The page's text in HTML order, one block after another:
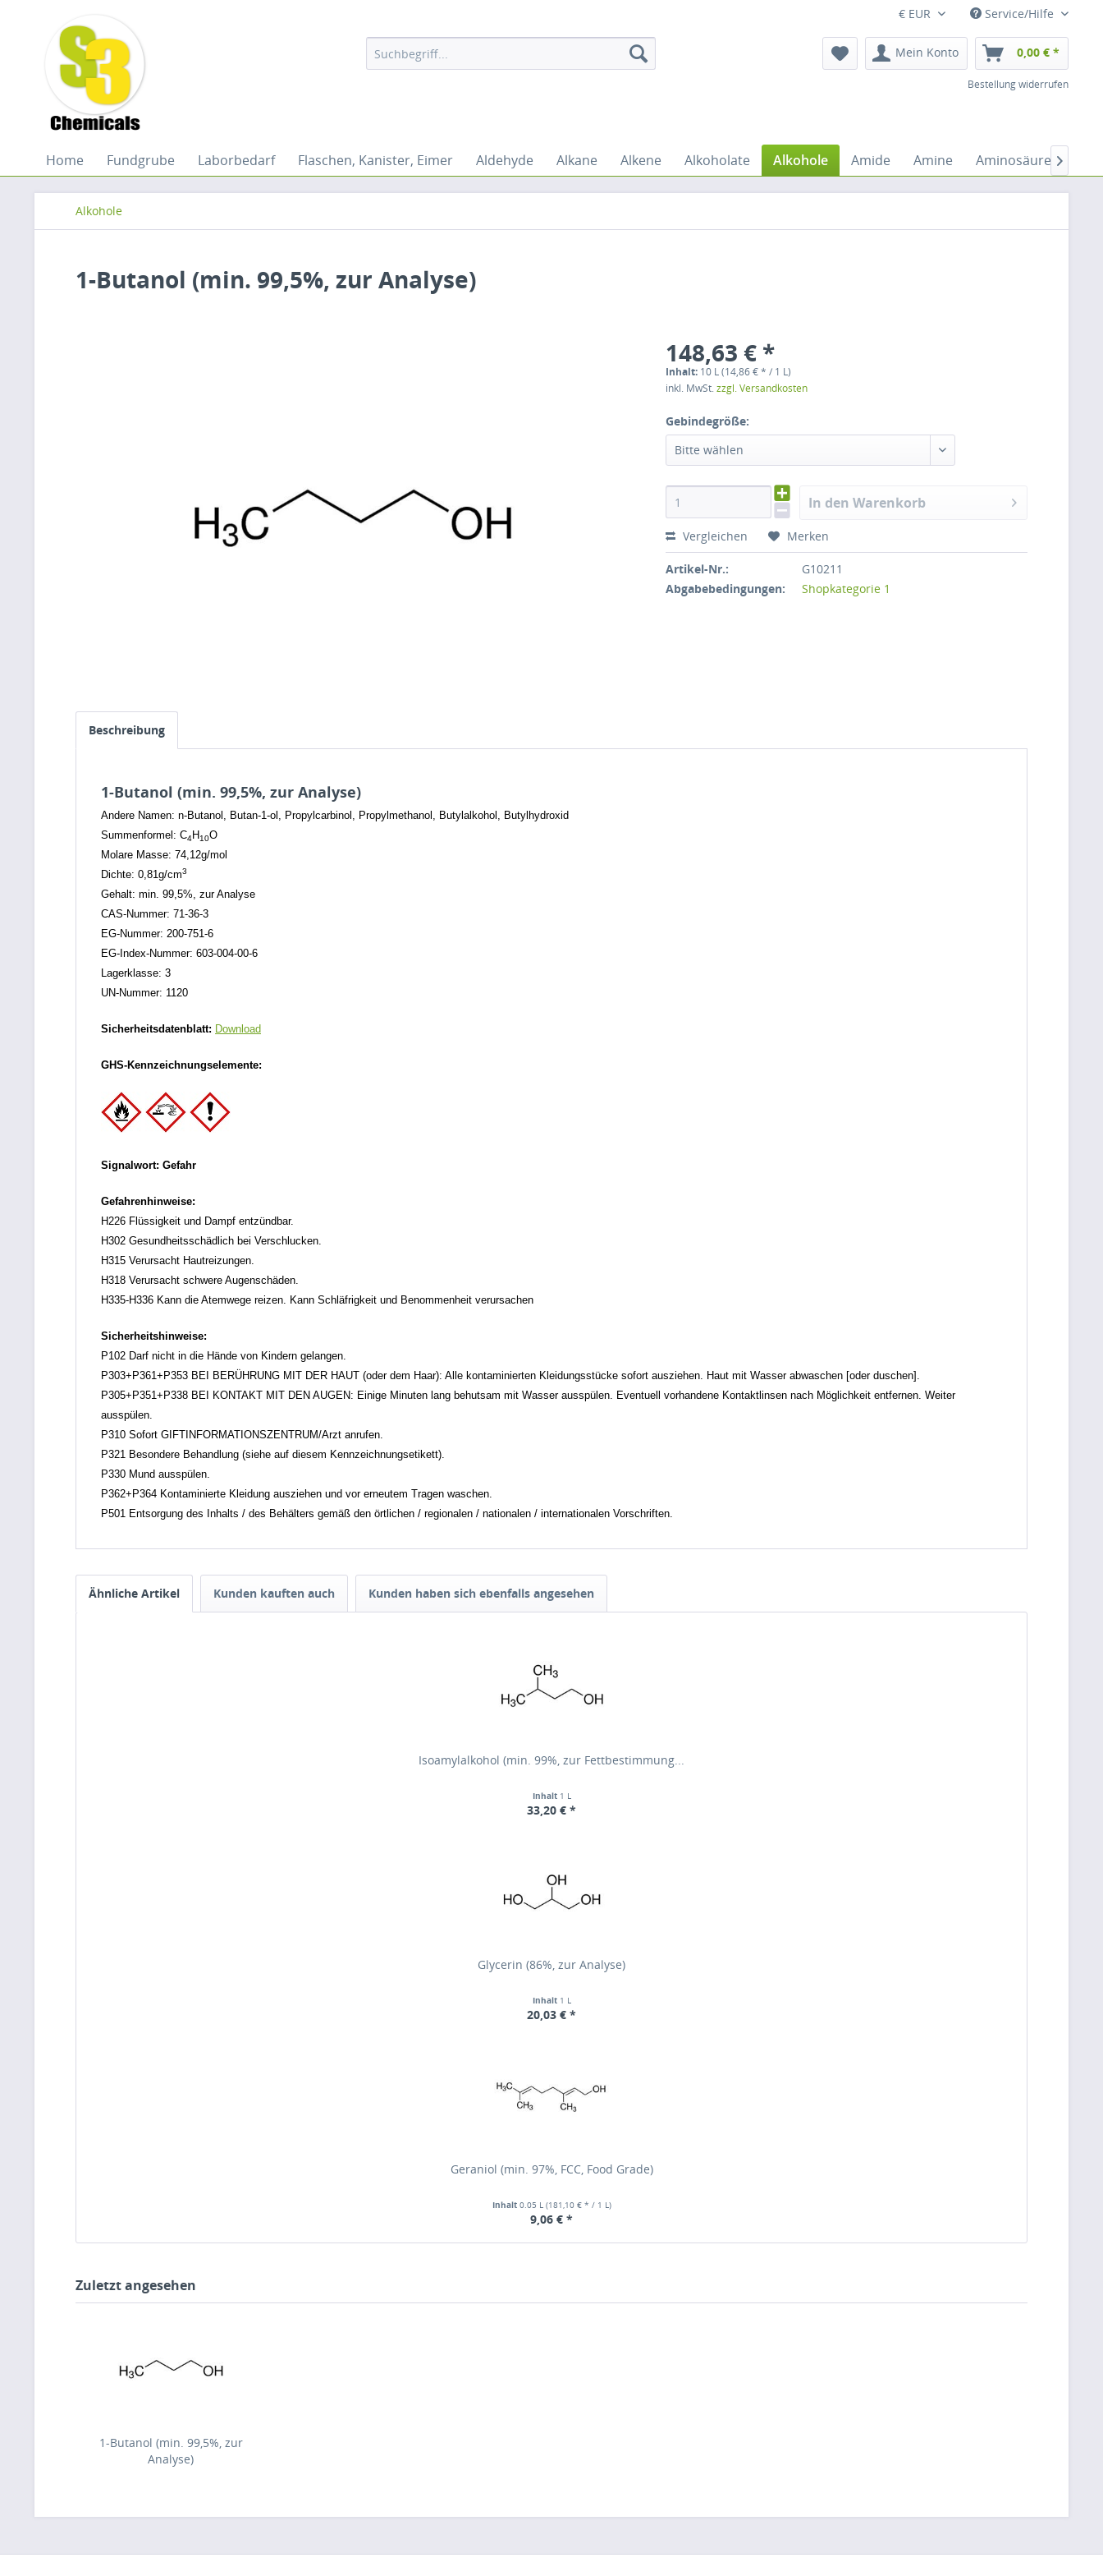
€ EUR Service/Hilfe
Mein Konto 0,00 € *
Bestellung widerrufen
Home Fundgrube Laborbedarf Flaschen, Kanister, Eimer Aldehyde Alkane Alkene Alkoholate Alkohole Amide Amine Aminosäuren
Alkohole
1-Butanol (min. 99,5%, zur Analyse)
148,63 € *
Inhalt: 10 L (14,86 € * / 1 L)
inkl. MwSt.zzgl. Versandkosten
Gebindegröße:
Bitte wählen
In den Warenkorb
Vergleichen Merken
Artikel-Nr.:
G10211
Abgabebedingungen:
Shopkategorie 1
Beschreibung
1-Butanol (min. 99,5%, zur Analyse)
Andere Namen: n-Butanol, Butan-1-ol, Propylcarbinol, Propylmethanol, Butylalkohol, Butylhydroxid
Summenformel: C4H10O
Molare Masse: 74,12g/mol
Dichte: 0,81g/cm3
Gehalt: min. 99,5%, zur Analyse
CAS-Nummer: 71-36-3
EG-Nummer: 200-751-6
EG-Index-Nummer: 603-004-00-6
Lagerklasse: 3
UN-Nummer: 1120
Sicherheitsdatenblatt: Download
GHS-Kennzeichnungselemente:
Signalwort: Gefahr
Gefahrenhinweise:
H226 Flüssigkeit und Dampf entzündbar.
H302 Gesundheitsschädlich bei Verschlucken.
H315 Verursacht Hautreizungen.
H318 Verursacht schwere Augenschäden.
H335-H336 Kann die Atemwege reizen. Kann Schläfrigkeit und Benommenheit verursachen
Sicherheitshinweise:
P102 Darf nicht in die Hände von Kindern gelangen.
P303+P361+P353 BEI BERÜHRUNG MIT DER HAUT (oder dem Haar): Alle kontaminierten Kleidungsstücke sofort ausziehen. Haut mit Wasser abwaschen [oder duschen].
P305+P351+P338 BEI KONTAKT MIT DEN AUGEN: Einige Minuten lang behutsam mit Wasser ausspülen. Eventuell vorhandene Kontaktlinsen nach Möglichkeit entfernen. Weiter
ausspülen.
P310 Sofort GIFTINFORMATIONSZENTRUM/Arzt anrufen.
P321 Besondere Behandlung (siehe auf diesem Kennzeichnungsetikett).
P330 Mund ausspülen.
P362+P364 Kontaminierte Kleidung ausziehen und vor erneutem Tragen waschen.
P501 Entsorgung des Inhalts / des Behälters gemäß den örtlichen / regionalen / nationalen / internationalen Vorschriften.
Ähnliche Artikel Kunden kauften auch Kunden haben sich ebenfalls angesehen
Isoamylalkohol (min. 99%, zur Fettbestimmung...
Inhalt 1 L
33,20 € *
Glycerin (86%, zur Analyse)
Inhalt 1 L
20,03 € *
Geraniol (min. 97%, FCC, Food Grade)
Inhalt 0.05 L (181,10 € * / 1 L)
9,06 € *
Zuletzt angesehen
1-Butanol (min. 99,5%, zur
Analyse)